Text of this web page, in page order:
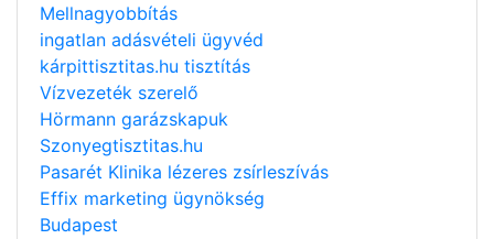
Mellnagyobbítás
ingatlan adásvételi ügyvéd
kárpittisztitas.hu tisztítás
Vízvezeték szerelő
Hörmann garázskapuk
Szonyegtisztitas.hu
Pasarét Klinika lézeres zsírleszívás
Effix marketing ügynökség
Budapest